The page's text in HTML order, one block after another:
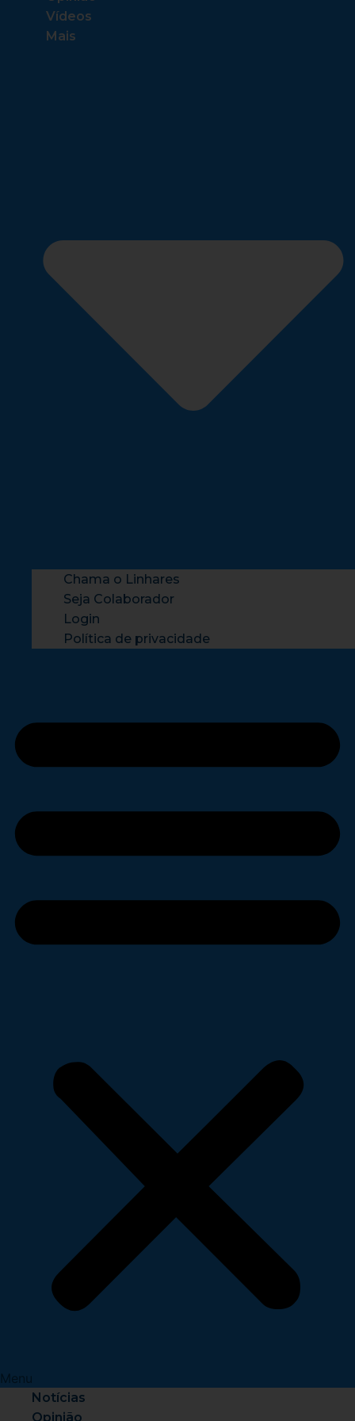
Vídeos
Mais
Chama o Linhares
Seja Colaborador
Login
Política de privacidade
Menu
Notícias
Opinião